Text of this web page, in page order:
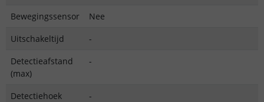
Bewegingssensor
Nee
Uitschakeltijd
-
Detectieafstand
(max)
-
Detectiehoek -